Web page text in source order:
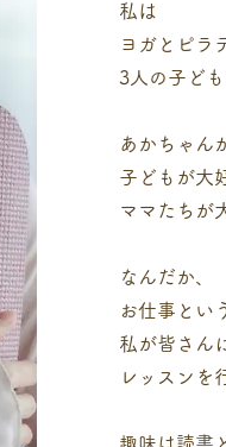
私は
ヨガとピラ
3人の子ど
あかちゃん
子どもが大
ママたちが
なんだか、
お仕事とい
私が皆さん
レッスンを